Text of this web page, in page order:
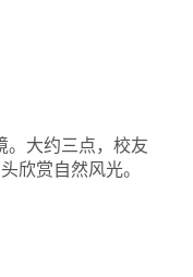
。大约三点，校友
欣赏自然风光。